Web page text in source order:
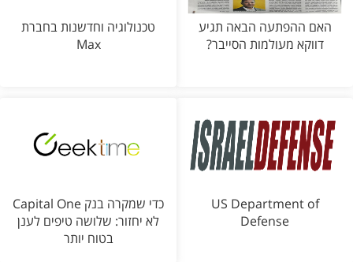
האם ההפתעה הבאה תגיע
דווקא מעולמות הסייבר?
טכנולוגיה וחדשנות בחברת
Max
US Department of
Defense
כדי שמקרה בנק Capital One
לא יחזור: שלושה טיפים לענן
בטוח יותר